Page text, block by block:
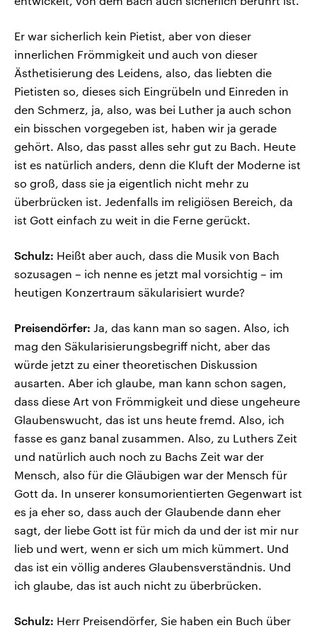
Er war sicherlich kein Pietist, aber von dieser
innerlichen Frömmigkeit und auch von dieser
Ästhetisierung des Leidens, also, das liebten die
Pietisten so, dieses sich Eingrübeln und Einreden in
den Schmerz, ja, also, was bei Luther ja auch schon
ein bisschen vorgegeben ist, haben wir ja gerade
gehört. Also, das passt alles sehr gut zu Bach. Heute
ist es natürlich anders, denn die Kluft der Moderne ist
so groß, dass sie ja eigentlich nicht mehr zu
überbrücken ist. Jedenfalls im religiösen Bereich, da
ist Gott einfach zu weit in die Ferne gerückt.
Schulz: Heißt aber auch, dass die Musik von Bach
sozusagen – ich nenne es jetzt mal vorsichtig – im
heutigen Konzertraum säkularisiert wurde?
Preisendörfer: Ja, das kann man so sagen. Also, ich
mag den Säkularisierungsbegriff nicht, aber das
würde jetzt zu einer theoretischen Diskussion
ausarten. Aber ich glaube, man kann schon sagen,
dass diese Art von Frömmigkeit und diese ungeheure
Glaubenswucht, das ist uns heute fremd. Also, ich
fasse es ganz banal zusammen. Also, zu Luthers Zeit
und natürlich auch noch zu Bachs Zeit war der
Mensch, also für die Gläubigen war der Mensch für
Gott da. In unserer konsumorientierten Gegenwart ist
es ja eher so, dass auch der Glaubende dann eher
sagt, der liebe Gott ist für mich da und der ist mir nur
lieb und wert, wenn er sich um mich kümmert. Und
das ist ein völlig anderes Glaubensverständnis. Und
ich glaube, das ist auch nicht zu überbrücken.
Schulz: Herr Preisendörfer, Sie haben ein Buch über